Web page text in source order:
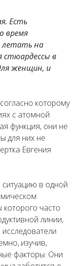
Есть
время
летать на
стюардессы в
женщин, и
которому
с атомной
функция, они не
для них не
Евгения
в одной
часто
линии,
изучив,
факторы. Они